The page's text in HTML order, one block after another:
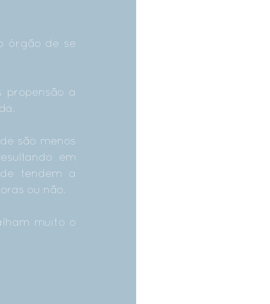
órgão de se
propensão a
são menos
em
tendem a
ou não.
muito o